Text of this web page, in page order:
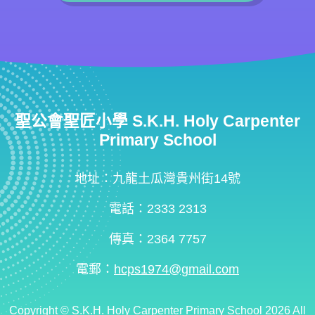
聖公會聖匠小學 S.K.H. Holy Carpenter
Primary School
地址：九龍土瓜灣貴州街14號
電話：2333 2313
傳真：2364 7757
電郵： hcps1974@gmail.com
Copyright © S.K.H. Holy Carpenter Primary School 2026 All